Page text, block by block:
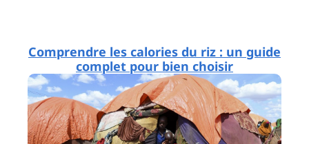
Comprendre les calories du riz : un guide
complet pour bien choisir